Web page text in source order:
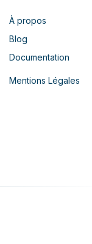
À propos
Blog
Documentation
Mentions Légales